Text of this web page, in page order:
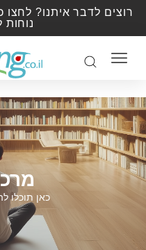
רוצים לדבר איתנו?
נוחות
כאן תוכלו